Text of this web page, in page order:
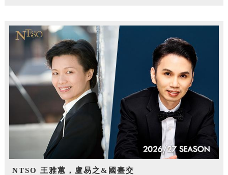
NTSO 王雅蕙，盧易之&國臺交